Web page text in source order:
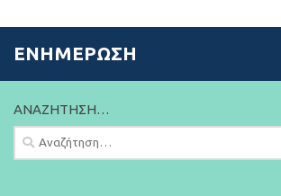
ΕΝΗΜΈΡΩΣΗ
ΑΝΑΖΉΤΗΣΗ…
Αναζήτηση
για: